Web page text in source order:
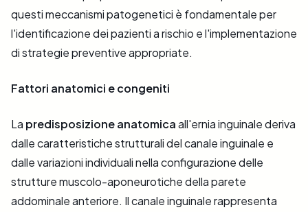
questi meccanismi patogenetici è fondamentale per
l'identificazione dei pazienti a rischio e l'implementazione
di strategie preventive appropriate.
Fattori anatomici e congeniti
La predisposizione anatomicaall'ernia inguinale deriva
dalle caratteristiche strutturali del canale inguinale e
dalle variazioni individuali nella configurazione delle
strutture muscolo-aponeurotiche della parete
addominale anteriore. Il canale inguinale rappresenta